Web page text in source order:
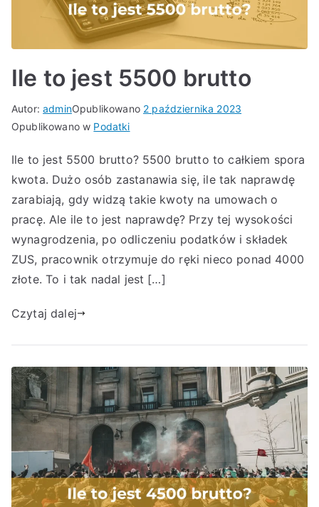
Ile to jest 5500 brutto
Autor:adminOpublikowano 2 października 2023
Opublikowano w Podatki
Ile to jest 5500 brutto? 5500 brutto to całkiem spora
kwota. Dużo osób zastanawia się, ile tak naprawdę
zarabiają, gdy widzą takie kwoty na umowach o
pracę. Ale ile to jest naprawdę? Przy tej wysokości
wynagrodzenia, po odliczeniu podatków i składek
ZUS, pracownik otrzymuje do ręki nieco ponad 4000
złote. To i tak nadal jest […]
Czytaj dalej